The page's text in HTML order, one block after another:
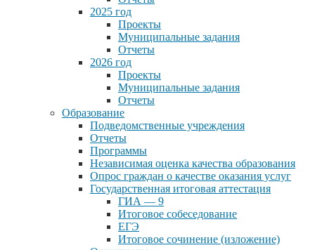
2025 год
Проекты
Муниципальные задания
Отчеты
2026 год
Проекты
Муниципальные задания
Отчеты
Образование
Подведомственные учреждения
Отчеты
Программы
Независимая оценка качества образования
Опрос граждан о качестве оказания услуг
Государственная итоговая аттестация
ГИА — 9
Итоговое собеседование
ЕГЭ
Итоговое сочинение (изложение)